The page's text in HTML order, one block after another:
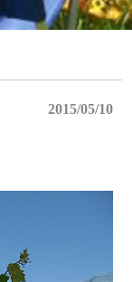
2015/05/10